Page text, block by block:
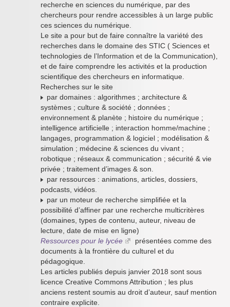
recherche en sciences du numérique, par des
chercheurs pour rendre accessibles à un large public
ces sciences du numérique.
Le site a pour but de faire connaître la variété des
recherches dans le domaine des STIC ( Sciences et
technologies de l’Information et de la Communication),
et de faire comprendre les activités et la production
scientifique des chercheurs en informatique.
Recherches sur le site
par domaines : algorithmes ; architecture &
systèmes ; culture & société ; données ;
environnement & planète ; histoire du numérique ;
intelligence artificielle ; interaction homme/machine ;
langages, programmation & logiciel ; modélisation &
simulation ; médecine & sciences du vivant ;
robotique ; réseaux & communication ; sécurité & vie
privée ; traitement d’images & son.
par ressources : animations, articles, dossiers,
podcasts, vidéos.
par un moteur de recherche simplifiée et la
possibilité d’affiner par une recherche multicritères
(domaines, types de contenu, auteur, niveau de
lecture, date de mise en ligne)
Ressources pour le lycée
présentées comme des
documents à la frontière du culturel et du
pédagogique.
Les articles publiés depuis janvier 2018 sont sous
licence Creative Commons Attribution ; les plus
anciens restent soumis au droit d’auteur, sauf mention
contraire explicite.